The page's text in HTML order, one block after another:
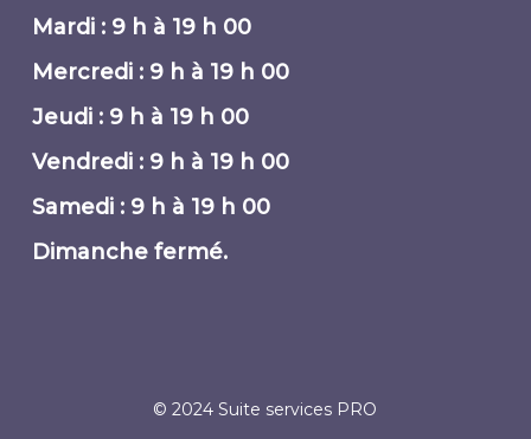
Mardi : 9 h à 19 h 00
Mercredi : 9 h à 19 h 00
Jeudi : 9 h à 19 h 00
Vendredi : 9 h à 19 h 00
Samedi : 9 h à 19 h 00
Dimanche fermé.
© 2024 Suite services PRO